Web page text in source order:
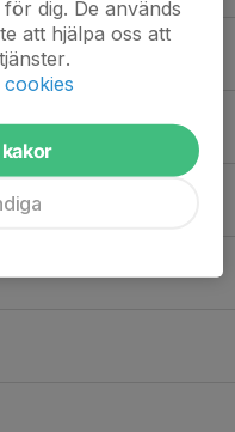
dig. De används
att hjälpa oss att